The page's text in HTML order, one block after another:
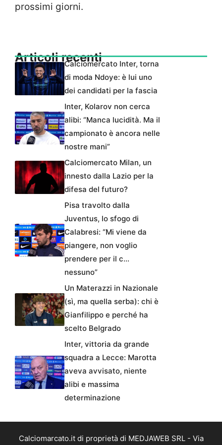
prossimi giorni.
Articoli recentiCalciomercato Inter, torna
di moda Ndoye: è lui uno
dei candidati per la fascia
Inter, Kolarov non cerca
alibi: “Manca lucidità. Ma il
campionato è ancora nelle
nostre mani”
Calciomercato Milan, un
innesto dalla Lazio per la
difesa del futuro?
Pisa travolto dalla
Juventus, lo sfogo di
Calabresi: “Mi viene da
piangere, non voglio
prendere per il c…
nessuno”
Un Materazzi in Nazionale
(sì, ma quella serba): chi è
Gianfilippo e perché ha
scelto Belgrado
Inter, vittoria da grande
squadra a Lecce: Marotta
aveva avvisato, niente
alibi e massima
determinazione
Calciomarcato.it di proprietà di MEDJAWEB SRL - Via